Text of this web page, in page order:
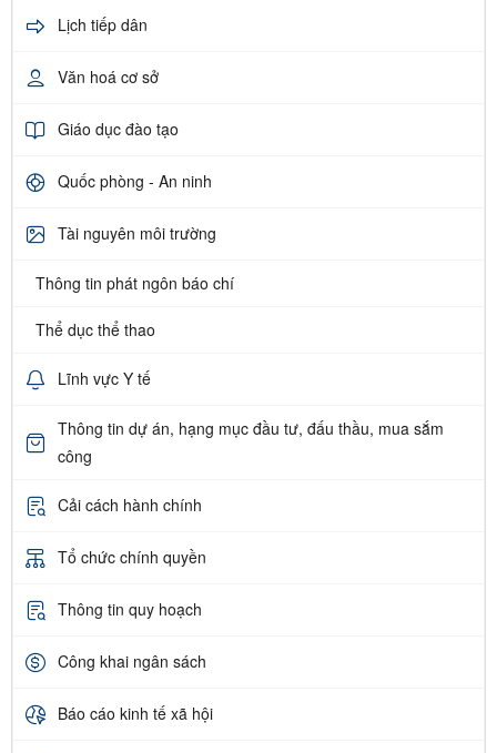
Lịch tiếp dân
Văn hoá cơ sở
Giáo dục đào tạo
Quốc phòng - An ninh
Tài nguyên môi trường
Thông tin phát ngôn báo chí
Thể dục thể thao
Lĩnh vực Y tế
Thông tin dự án, hạng mục đầu tư, đấu thầu, mua sắm
công
Cải cách hành chính
Tổ chức chính quyền
Thông tin quy hoạch
Công khai ngân sách
Báo cáo kinh tế xã hội